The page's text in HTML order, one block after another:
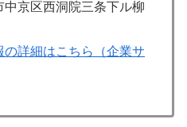
中京区西洞院三条下ル柳
の詳細はこちら（企業サ